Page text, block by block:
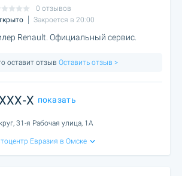
0 отзывов
Закроется в 20:00
Renault. Официальный сервис.
оставит отзыв Оставить отзыв >
X показать
31-я Рабочая улица, 1А
Евразия в Омске